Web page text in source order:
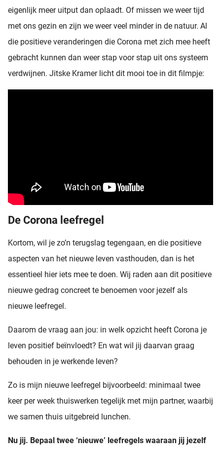
eigenlijk meer uitput dan oplaadt. Of missen we weer tijd
met ons gezin en zijn we weer veel minder in de natuur. Al
die positieve veranderingen die Corona met zich mee heeft
gebracht kunnen dan weer stap voor stap uit ons systeem
verdwijnen. Jitske Kramer licht dit mooi toe in dit filmpje:
De Corona leefregel
Kortom, wil je zo’n terugslag tegengaan, en die positieve
aspecten van het nieuwe leven vasthouden, dan is het
essentieel hier iets mee te doen. Wij raden aan dit positieve
nieuwe gedrag concreet te benoemen voor jezelf als
nieuwe leefregel.
Daarom de vraag aan jou: in welk opzicht heeft Corona je
leven positief beïnvloedt? En wat wil jij daarvan graag
behouden in je werkende leven?
Zo is mijn nieuwe leefregel bijvoorbeeld: minimaal twee
keer per week thuiswerken tegelijk met mijn partner, waarbij
we samen thuis uitgebreid lunchen.
Nu jij. Bepaal twee ‘nieuwe’ leefregels waaraan jij jezelf